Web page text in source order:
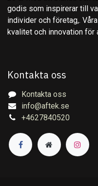
godis som inspirerar till
individer och företag,.
kvalitet och innovation för
Kontakta oss
Kontakta oss
info@aftek.se
+4627840520